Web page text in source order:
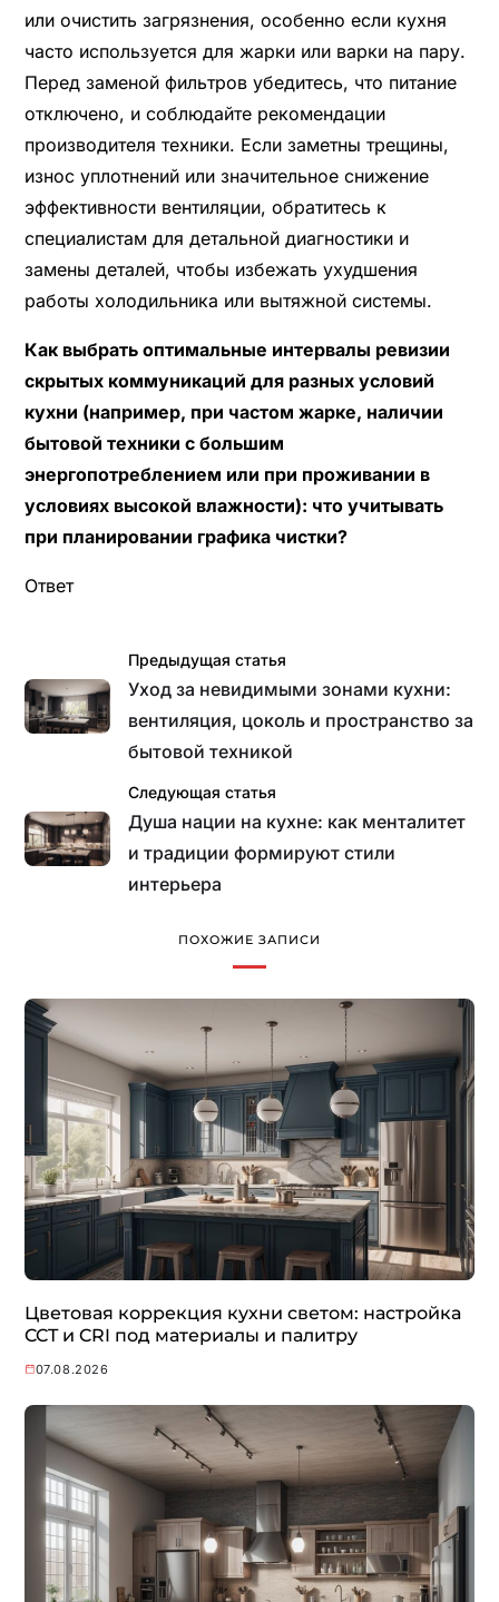
или очистить загрязнения, особенно если кухня
часто используется для жарки или варки на пару.
Перед заменой фильтров убедитесь, что питание
отключено, и соблюдайте рекомендации
производителя техники. Если заметны трещины,
износ уплотнений или значительное снижение
эффективности вентиляции, обратитесь к
специалистам для детальной диагностики и
замены деталей, чтобы избежать ухудшения
работы холодильника или вытяжной системы.
Как выбрать оптимальные интервалы ревизии
скрытых коммуникаций для разных условий
кухни (например, при частом жарке, наличии
бытовой техники с большим
энергопотреблением или при проживании в
условиях высокой влажности): что учитывать
при планировании графика чистки?
Ответ
Предыдущая статья
Уход за невидимыми зонами кухни:
вентиляция, цоколь и пространство за
бытовой техникой
Следующая статья
Душа нации на кухне: как менталитет
и традиции формируют стили
интерьера
ПОХОЖИЕ ЗАПИСИ
Цветовая коррекция кухни светом: настройка
CCT и CRI под материалы и палитру
07.08.2026